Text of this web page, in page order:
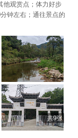
他观赏点；体力好步
钟左右；通往景点的
容易，东陵路进入路
共9张